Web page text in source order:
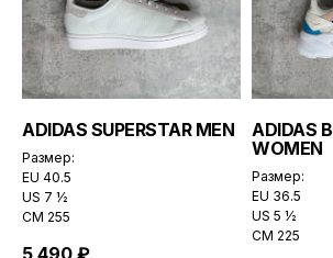
ADIDAS SUPERSTAR MEN
Размер:
EU 40.5
US 7 ½
CМ 255
5 490 ₽
ADIDAS
WOMEN
Размер:
EU 36.5
US 5 ½
CМ 225